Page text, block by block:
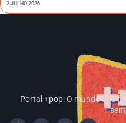
2 JULHO 2026
Portal +pop: O mundo dos